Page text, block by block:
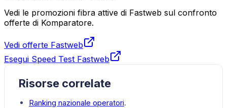
Vedi le promozioni fibra attive di Fastweb sul confronto
offerte di Komparatore.
Vedi offerte Fastweb
Esegui Speed Test Fastweb
Risorse correlate
Ranking nazionale operatori.